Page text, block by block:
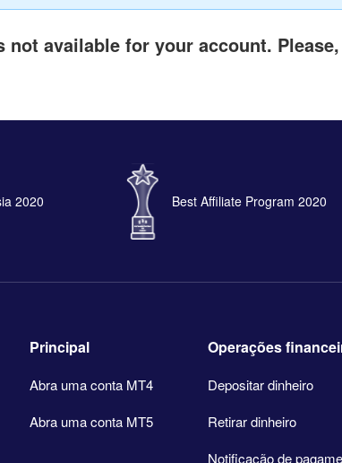
not available for your account.
2020 Best Affiliate Program 2020
Principal
Abra uma conta MT4
Abra uma conta MT5
Operações
Depositar dinheiro
Retirar dinheiro
Notificação de